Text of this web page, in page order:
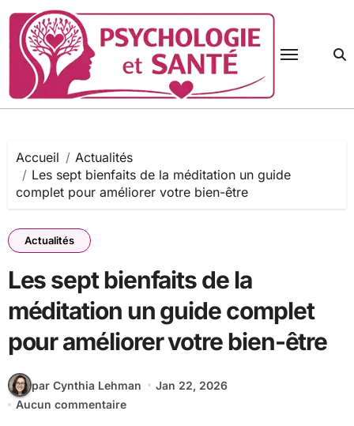
contenu
Accueil
Actualités
Les sept bienfaits de la méditation un guide
complet pour améliorer votre bien-être
Actualités
Les sept bienfaits de la
méditation un guide complet
pour améliorer votre bien-être
par Cynthia Lehman
Jan 22, 2026
Aucun commentaire